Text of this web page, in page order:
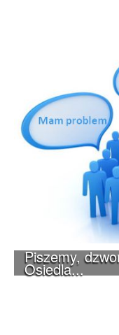
Piszemy,
Osiedla...